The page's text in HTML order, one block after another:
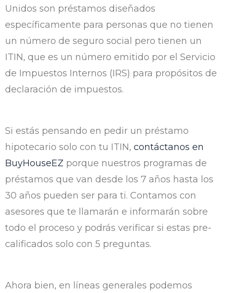
Unidos son préstamos diseñados
específicamente para personas que no tienen
un número de seguro social pero tienen un
ITIN, que es un número emitido por el Servicio
de Impuestos Internos (IRS) para propósitos de
declaración de impuestos.
Si estás pensando en pedir un préstamo
hipotecario solo con tu ITIN, contáctanos en
BuyHouseEZ porque nuestros programas de
préstamos que van desde los 7 años hasta los
30 años pueden ser para ti. Contamos con
asesores que te llamarán e informarán sobre
todo el proceso y podrás verificar si estas pre-
calificados solo con 5 preguntas.
Ahora bien, en líneas generales podemos